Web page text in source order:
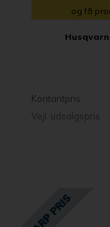
og få
Kontantpris
Vejl. udsalgspris